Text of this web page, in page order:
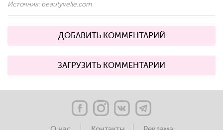
Источник: beautyvelle.com
ДОБАВИТЬ КОММЕНТАРИЙ
ЗАГРУЗИТЬ КОММЕНТАРИИ